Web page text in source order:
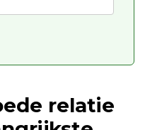
relatie